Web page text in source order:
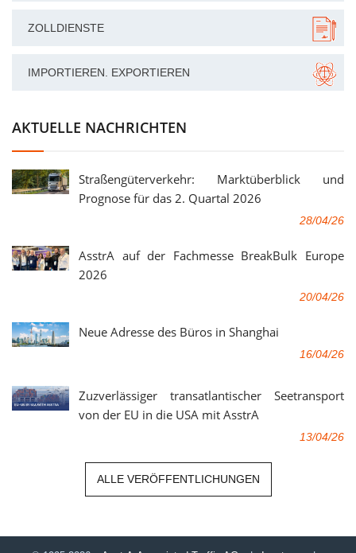
ZOLLDIENSTE
IMPORTIEREN. EXPORTIEREN
AKTUELLE NACHRICHTEN
Straßengüterverkehr: Marktüberblick und
Prognose für das 2. Quartal 2026
28/04/26
AsstrA auf der Fachmesse BreakBulk Europe
2026
20/04/26
Neue Adresse des Büros in Shanghai
16/04/26
Zuzverlässiger transatlantischer Seetransport
von der EU in die USA mit AsstrA
13/04/26
ALLE VERÖFFENTLICHUNGEN